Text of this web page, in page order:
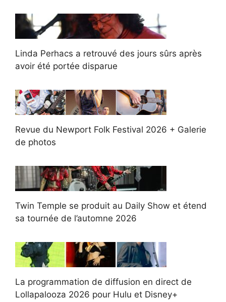
Linda Perhacs a retrouvé des jours sûrs après
avoir été portée disparue
Revue du Newport Folk Festival 2026 + Galerie
de photos
Twin Temple se produit au Daily Show et étend
sa tournée de l’automne 2026
La programmation de diffusion en direct de
Lollapalooza 2026 pour Hulu et Disney+